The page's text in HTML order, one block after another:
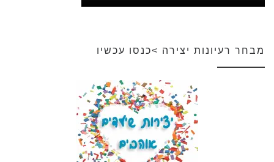
מבחר רעיונות יצירה >כנסו עכשיו